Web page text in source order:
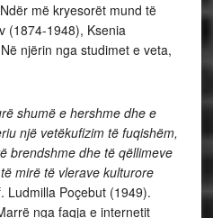
më kryesorët mund të
(1874-1948), Ksenia
njërin nga studimet e veta,
shumë e hershme dhe e
një vetëkufizim të fuqishëm,
brendshme dhe të qëllimeve
mirë të vlerave kulturore
Ludmilla Poçebut (1949).
nga faqja e internetit